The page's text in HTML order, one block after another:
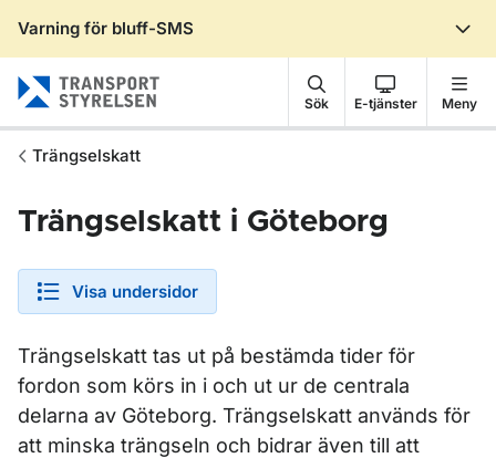
Varning för bluff-SMS
Sök E-tjänster Meny
Trängselskatt
Trängselskatt i Göteborg
Visa undersidor
Trängselskatt tas ut på bestämda tider för
fordon som körs in i och ut ur de centrala
delarna av Göteborg. Trängselskatt används för
att minska trängseln och bidrar även till att